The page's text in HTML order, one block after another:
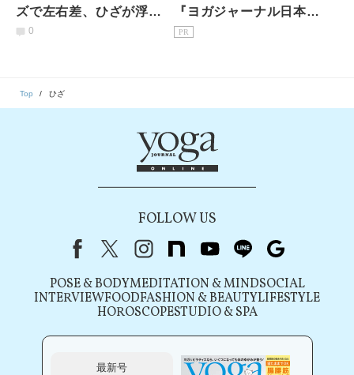
ズで左右差、ひざが浮く
人必見！股関節ではなく
0
『ヨガジャーナル日本
版』予約購読のご案内
PR
Top ひざ
FOLLOW US
FacebookX（旧Twitter）
instagram
note youtubeline
POSE & BODYMEDITATION & MINDSOCIAL
INTERVIEWFOODFASHION & BEAUTYLIFESTYLE
HOROSCOPESTUDIO & SPA
最新号